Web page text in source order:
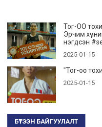
Тог-ОО
Эрчим
нэгдсэн
2025-01-15
"Тог-оо
2025-01-15
БҮТЭЭН БАЙГУУЛАЛТ